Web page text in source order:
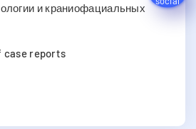
и краниофациальных
case reports